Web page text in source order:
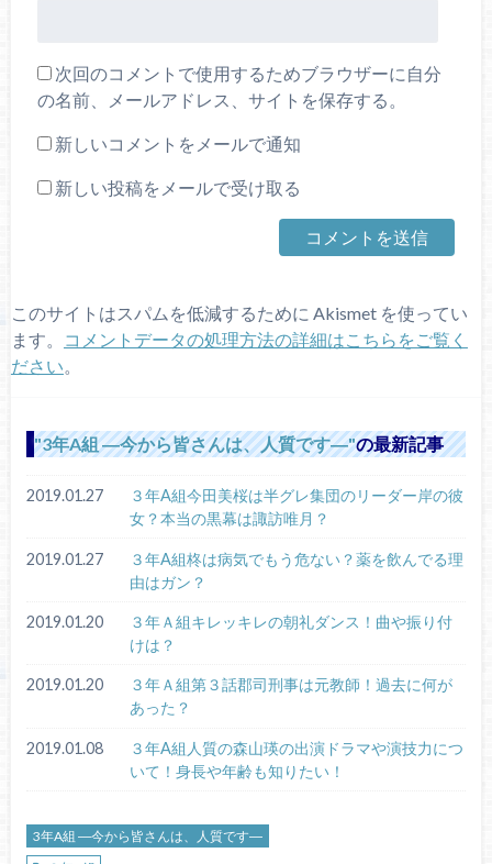
次回のコメントで使用するためブラウザーに自分
の名前、メールアドレス、サイトを保存する。
新しいコメントをメールで通知
新しい投稿をメールで受け取る
このサイトはスパムを低減するために Akismet を使ってい
ます。
コメントデータの処理方法の詳細はこちらをご覧く
ださい
3年A組 ―今から皆さんは、人質です― の最新記事
2019.01.27
３年A組今田美桜は半グレ集団のリーダー岸の彼
女？本当の黒幕は諏訪唯月？
2019.01.27
３年A組柊は病気でもう危ない？薬を飲んでる理
由はガン？
2019.01.20
３年Ａ組キレッキレの朝礼ダンス！曲や振り付
けは？
2019.01.20
３年Ａ組第３話郡司刑事は元教師！過去に何が
あった？
2019.01.08
３年A組人質の森山瑛の出演ドラマや演技力につ
いて！身長や年齢も知りたい！
3年A組 ―今から皆さんは、人質です―